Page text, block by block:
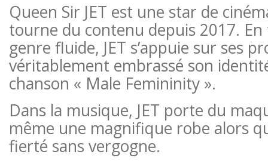
Queen Sir JET est une star de
tourne du contenu depuis 2017. En
genre fluide, JET s’appuie sur ses
véritablement embrassé son
chanson « Male Femininity ».
Dans la musique, JET porte du
même une magnifique robe alors
fierté sans vergogne.